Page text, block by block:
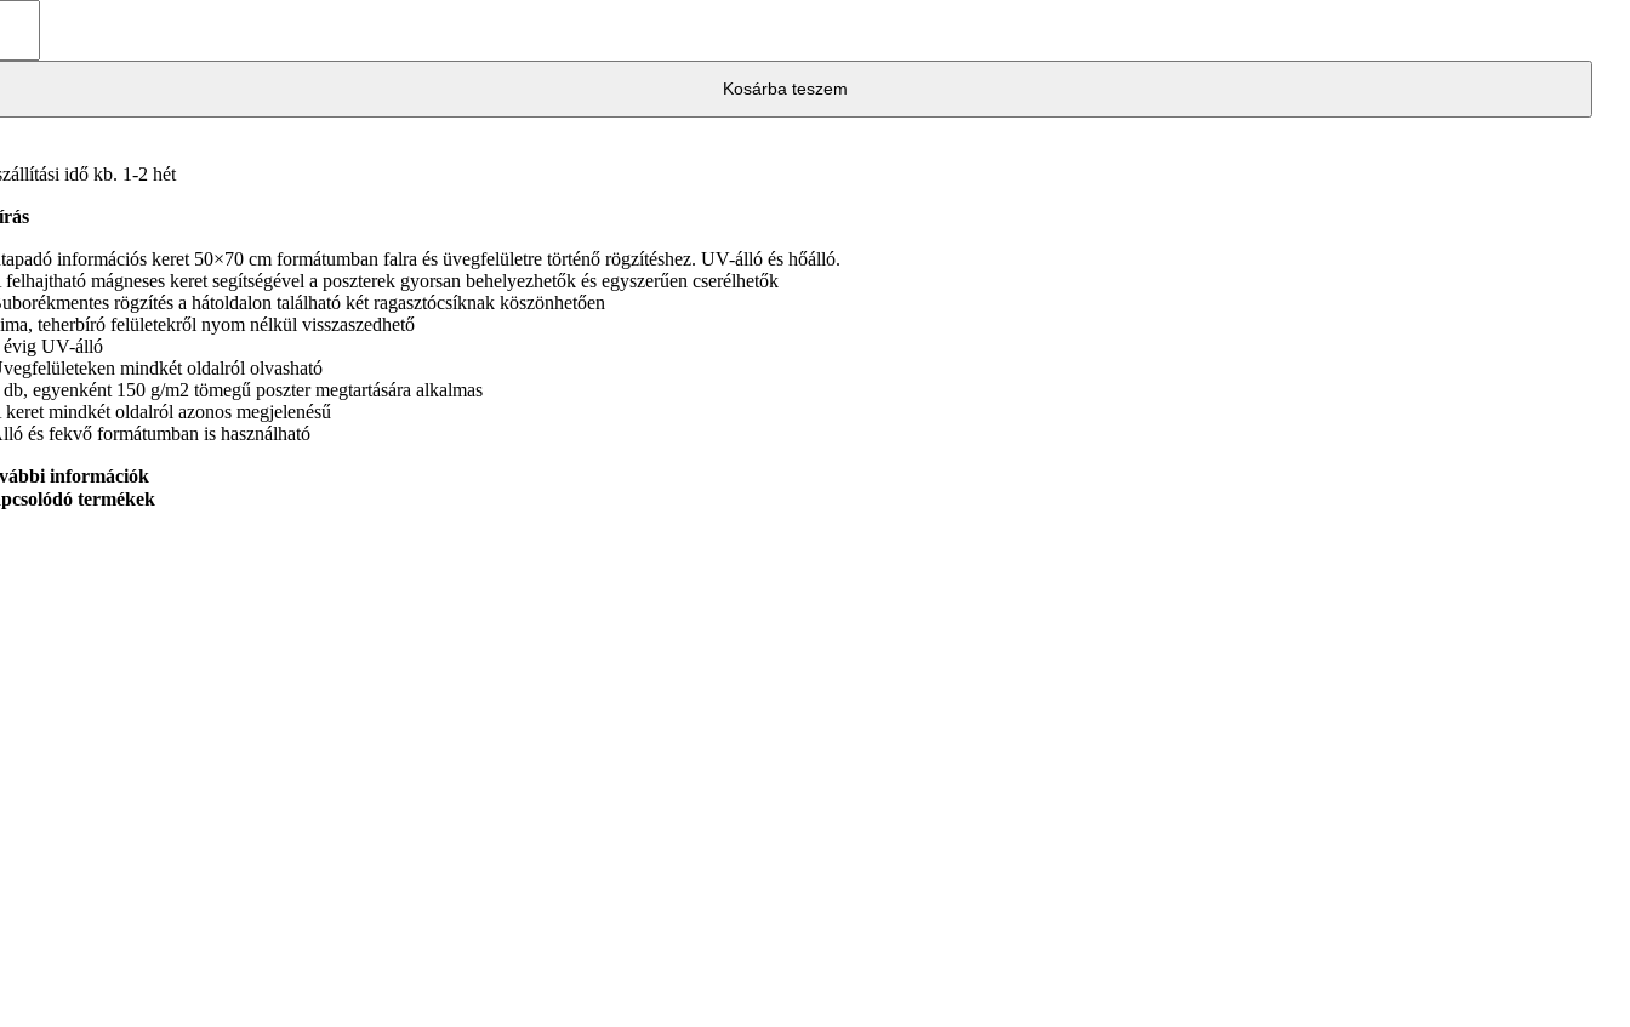
Kosárba teszem
idő kb. 1-2 hét
információs keret 50×70 cm formátumban falra és üvegfelületre történő rögzítéshez. UV-álló és hőálló.
felhajtható mágneses keret segítségével a poszterek gyorsan behelyezhetők és egyszerűen cserélhetők
rögzítés a hátoldalon található két ragasztócsíknak köszönhetően
teherbíró felületekről nyom nélkül visszaszedhető
évig UV-álló
mindkét oldalról olvasható
db, egyenként 150 g/m2 tömegű poszter megtartására alkalmas
keret mindkét oldalról azonos megjelenésű
és fekvő formátumban is használható
információk
termékek